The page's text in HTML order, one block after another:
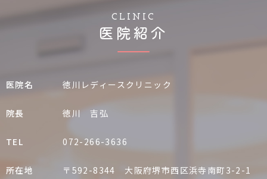
CLINIC
医院紹介
医院名 徳川レディースクリニック
院長 徳川 吉弘
TEL 072-266-3636
所在地 〒592-8344 大阪府堺市西区浜寺南町3-2-1